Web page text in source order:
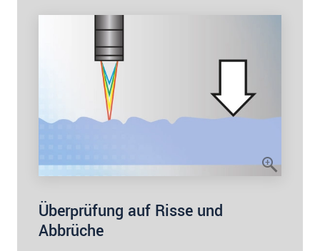
Überprüfung auf Risse und
Abbrüche